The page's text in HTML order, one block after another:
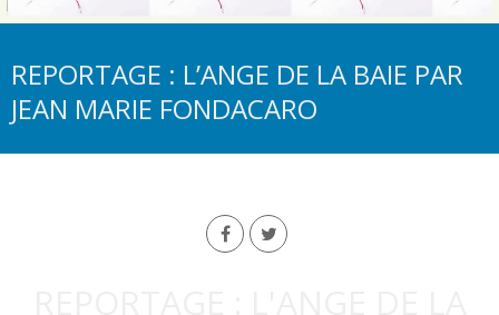
REPORTAGE : L’ANGE DE LA BAIE PAR
JEAN MARIE FONDACARO